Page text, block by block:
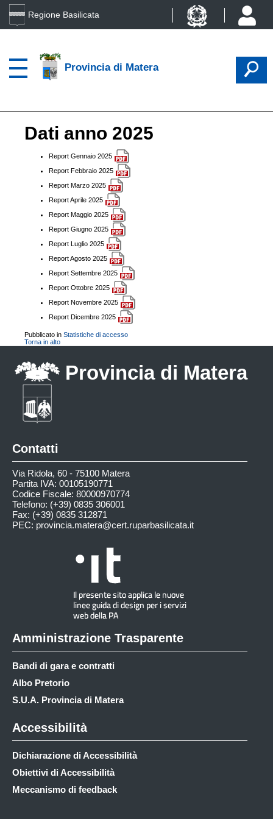
Regione Basilicata
Provincia di Matera
Dati anno 2025
Report Gennaio 2025
Report Febbraio 2025
Report Marzo 2025
Report Aprile 2025
Report Maggio 2025
Report Giugno 2025
Report Luglio 2025
Report Agosto 2025
Report Settembre 2025
Report Ottobre 2025
Report Novembre 2025
Report Dicembre 2025
Pubblicato in Statistiche di accesso
Torna in alto
Provincia di Matera
Contatti
Via Ridola, 60 - 75100 Matera
Partita IVA: 00105190771
Codice Fiscale: 80000970774
Telefono: (+39) 0835 306001
Fax: (+39) 0835 312871
PEC: provincia.matera@cert.ruparbasilicata.it
Amministrazione Trasparente
Bandi di gara e contratti
Albo Pretorio
S.U.A. Provincia di Matera
Accessibilità
Dichiarazione di Accessibilità
Obiettivi di Accessibilità
Meccanismo di feedback